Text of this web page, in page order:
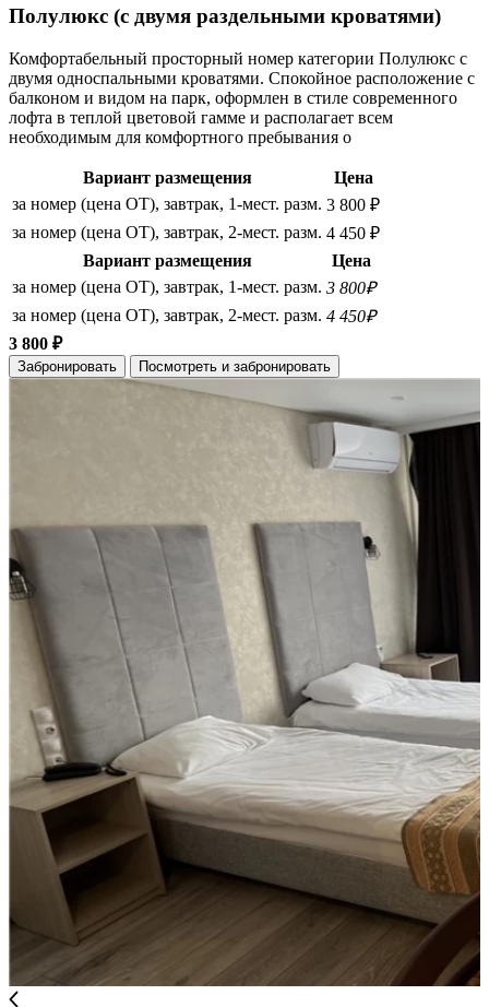
Полулюкс (с двумя раздельными кроватями)
Комфортабельный просторный номер категории Полулюкс с
двумя односпальными кроватями. Спокойное расположение с
балконом и видом на парк, оформлен в стиле современного
лофта в теплой цветовой гамме и располагает всем
необходимым для комфортного пребывания о
Вариант размещения
Цена
за номер (цена ОТ), завтрак, 1-мест. разм. 3 800 ₽
за номер (цена ОТ), завтрак, 2-мест. разм. 4 450 ₽
Вариант размещения
Цена
за номер (цена ОТ), завтрак, 1-мест. разм. 3 800₽
за номер (цена ОТ), завтрак, 2-мест. разм. 4 450₽
3 800 ₽
Забронировать Посмотреть и забронировать